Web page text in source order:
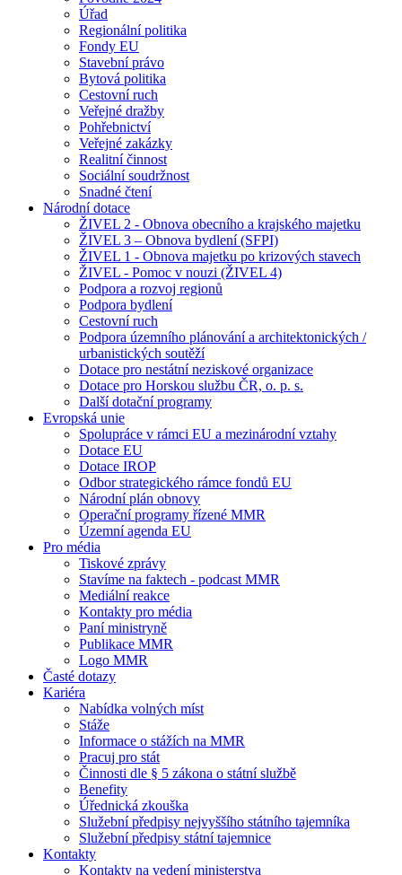
Úřad
Regionální politika
Fondy EU
Stavební právo
Bytová politika
Cestovní ruch
Veřejné dražby
Pohřebnictví
Veřejné zakázky
Realitní činnost
Sociální soudržnost
Snadné čtení
Národní dotace
ŽIVEL 2 - Obnova obecního a krajského majetku
ŽIVEL 3 – Obnova bydlení (SFPI)
ŽIVEL 1 - Obnova majetku po krizových stavech
ŽIVEL - Pomoc v nouzi (ŽIVEL 4)
Podpora a rozvoj regionů
Podpora bydlení
Cestovní ruch
Podpora územního plánování a architektonických /
urbanistických soutěží
Dotace pro nestátní neziskové organizace
Dotace pro Horskou službu ČR, o. p. s.
Další dotační programy
Evropská unie
Spolupráce v rámci EU a mezinárodní vztahy
Dotace EU
Dotace IROP
Odbor strategického rámce fondů EU
Národní plán obnovy
Operační programy řízené MMR
Územní agenda EU
Pro média
Tiskové zprávy
Stavíme na faktech - podcast MMR
Mediální reakce
Kontakty pro média
Paní ministryně
Publikace MMR
Logo MMR
Časté dotazy
Kariéra
Nabídka volných míst
Stáže
Informace o stážích na MMR
Pracuj pro stát
Činnosti dle § 5 zákona o státní službě
Benefity
Úřednická zkouška
Služební předpisy nejvyššího státního tajemníka
Služební předpisy státní tajemnice
Kontakty
Kontakty na vedení ministerstva